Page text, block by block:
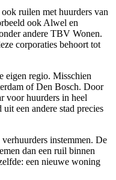
ruilen met huurders van
ook Alwel en
andere TBV Wonen.
corporaties behoort tot
eigen regio. Misschien
ofDen Bosch. Door
voor huurders in heel
een andere stad precies
instemmen. De
dan een ruil binnen
een nieuwe woning